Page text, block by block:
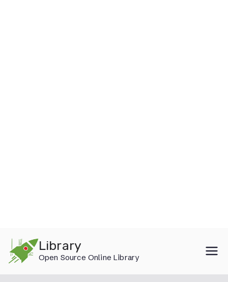
content
Library
Open Source Online Library